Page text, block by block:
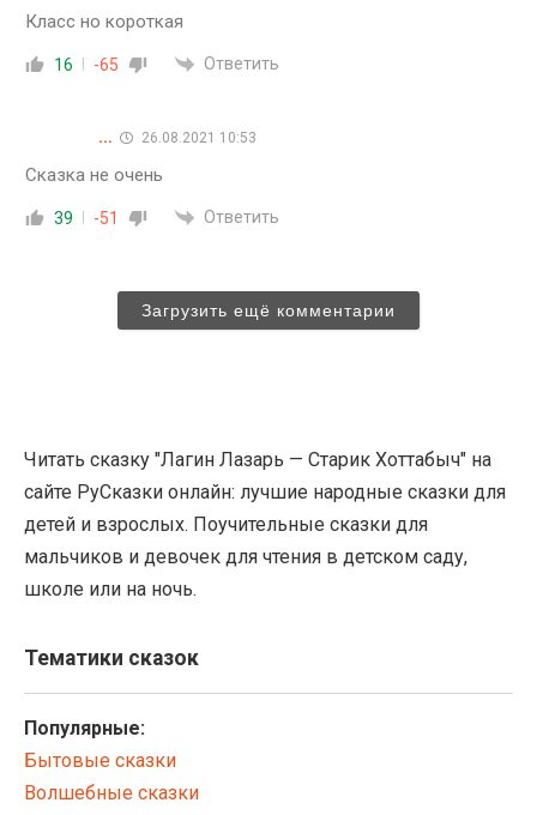
Класс но короткая
16 -65 Ответить
… 26.08.2021 10:53
Сказка не очень
39 -51 Ответить
Загрузить ещё комментарии
Читать сказку "Лагин Лазарь — Старик Хоттабыч" на
сайте РуСказки онлайн: лучшие народные сказки для
детей и взрослых. Поучительные сказки для
мальчиков и девочек для чтения в детском саду,
школе или на ночь.
Тематики сказок
Популярные:
Бытовые сказки
Волшебные сказки